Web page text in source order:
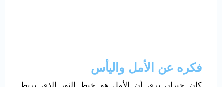
فكره عن الأمل واليأس
كان جبران يرى أن الأمل هو خيط النور الذي يربط